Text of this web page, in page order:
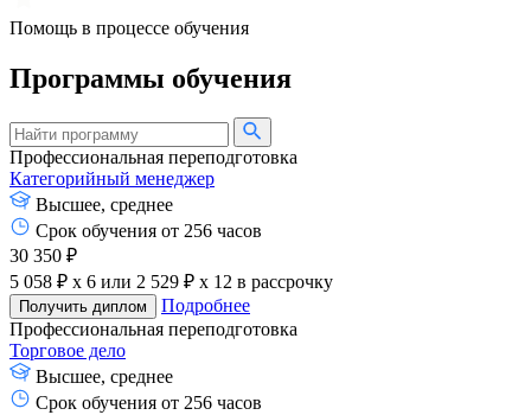
Помощь в процессе обучения
Программы обучения
Профессиональная переподготовка
Категорийный менеджер
Высшее, среднее
Срок обучения от 256 часов
30 350 ₽
5 058 ₽ x 6 или 2 529 ₽ x 12 в рассрочку
Получить диплом
Подробнее
Профессиональная переподготовка
Торговое дело
Высшее, среднее
Срок обучения от 256 часов